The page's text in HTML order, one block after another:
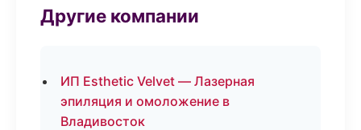
Другие компании
ИП Esthetic Velvet — Лазерная
эпиляция и омоложение в
Владивосток